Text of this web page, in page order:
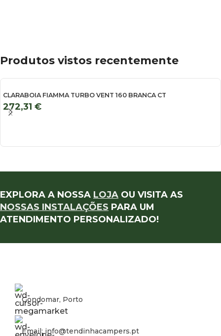
Produtos vistos recentemente
CLARABOIA FIAMMA TURBO VENT 160 BRANCA CT
272,31 €
EXPLORA A NOSSA LOJA OU VISITA AS
NOSSAS INSTALAÇÕES PARA UM
ATENDIMENTO PERSONALIZADO!
Gondomar, Porto
Email: info@tendinhacampers.pt